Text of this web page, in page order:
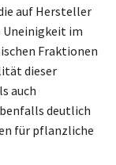
auf Hersteller
Uneinigkeit im
Fraktionen
dieser
auch
deutlich
für pflanzliche